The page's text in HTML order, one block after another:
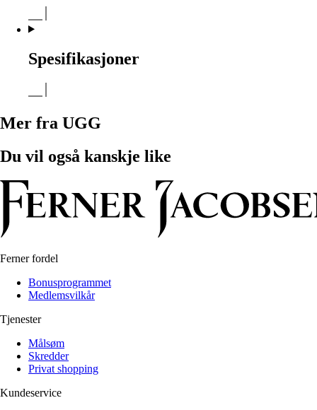
Spesifikasjoner
Mer fra UGG
Du vil også kanskje like
Ferner fordel
Bonusprogrammet
Medlemsvilkår
Tjenester
Målsøm
Skredder
Privat shopping
Kundeservice